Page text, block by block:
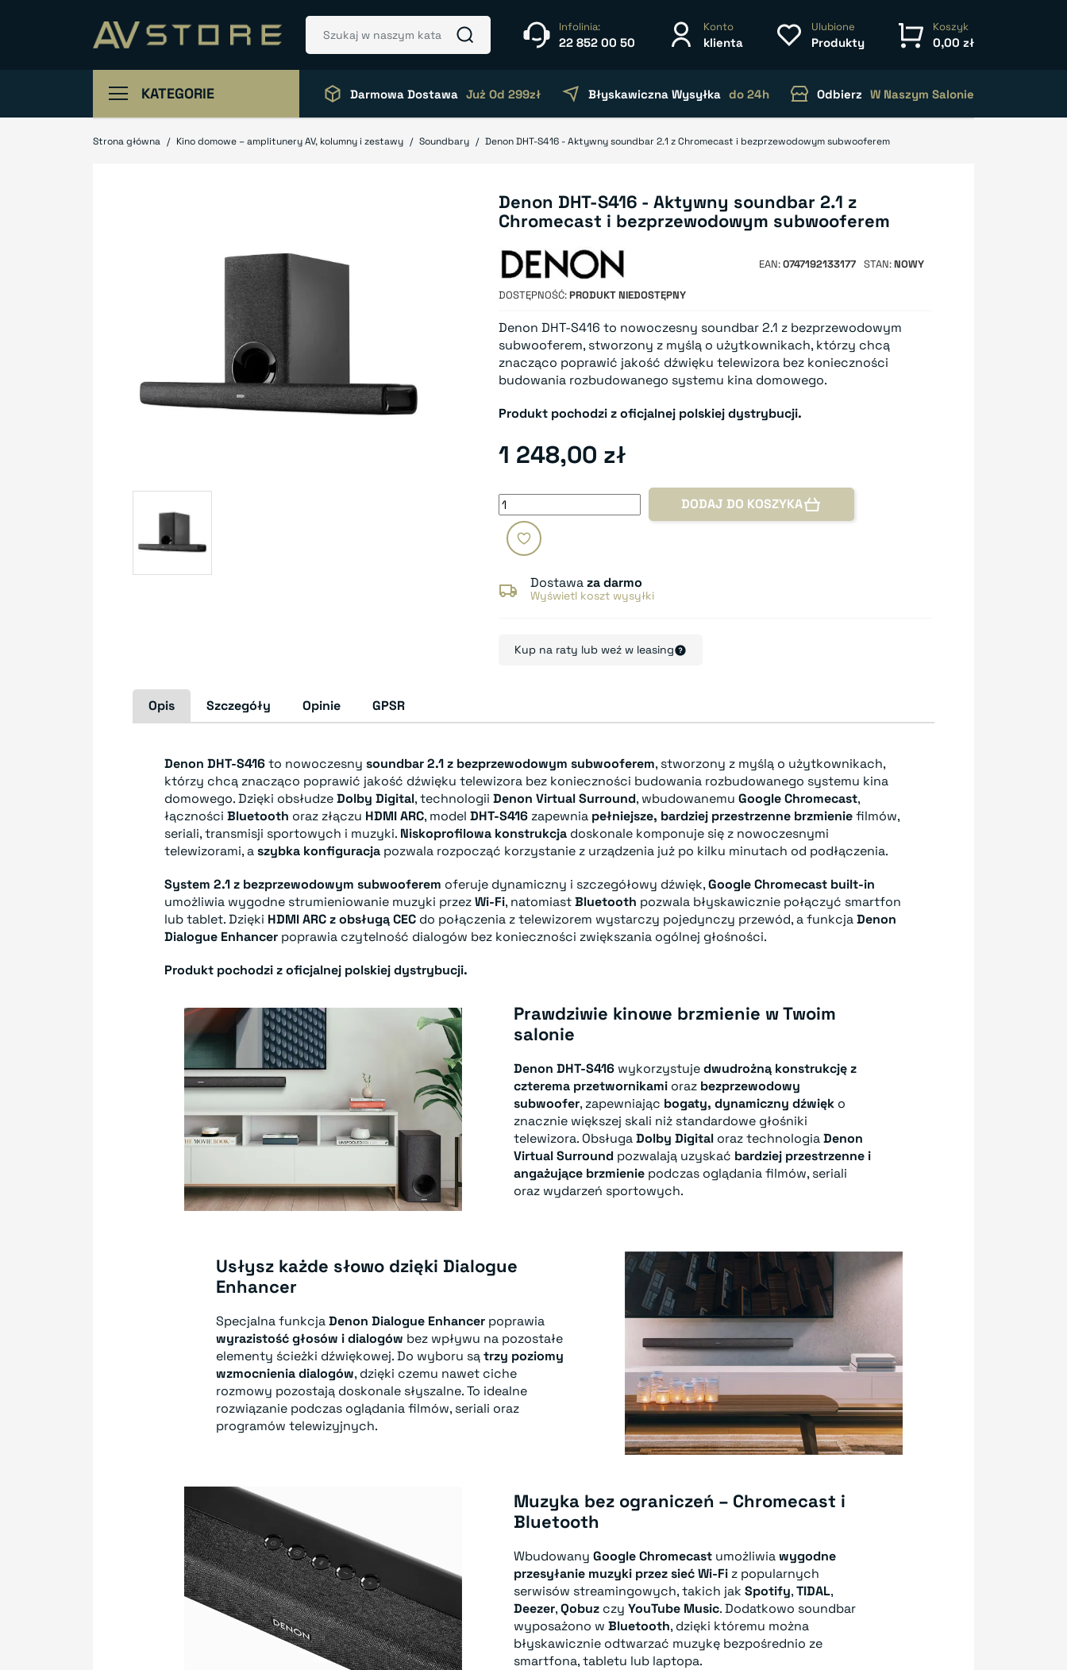
Infolinia:
22 852 00 50
Konto
klienta
Ulubione
Produkty
Koszyk
0,00 zł
KATEGORIE Darmowa Dostawa Już Od 299zł Błyskawiczna Wysyłka do 24h Odbierz W Naszym Salonie
Strona główna Kino domowe – amplitunery AV, kolumny i zestawy Soundbary Denon DHT-S416 - Aktywny soundbar 2.1 z Chromecast i bezprzewodowym subwooferem
Denon DHT-S416 - Aktywny soundbar 2.1 z
Chromecast i bezprzewodowym subwooferem
EAN 0747192133177 STAN NOWY
DOSTĘPNOŚĆ PRODUKT NIEDOSTĘPNY
Denon DHT-S416 to nowoczesny soundbar 2.1 z bezprzewodowym
subwooferem, stworzony z myślą o użytkownikach, którzy chcą
znacząco poprawić jakość dźwięku telewizora bez konieczności
budowania rozbudowanego systemu kina domowego.
Produkt pochodzi z oficjalnej polskiej dystrybucji.
1 248,00 zł
DODAJ DO KOSZYKA
Dostawaza darmo
Wyświetl koszt wysyłki
Kup na raty lub weź w leasing
Opis Szczegóły Opinie GPSR
Denon DHT-S416to nowoczesny soundbar 2.1 z bezprzewodowym subwooferem, stworzony z myślą o użytkownikach,
którzy chcą znacząco poprawić jakość dźwięku telewizora bez konieczności budowania rozbudowanego systemu kina
domowego. Dzięki obsłudzeDolby Digital, technologii Denon Virtual Surround, wbudowanemu Google Chromecast,
łączności Bluetooth oraz złączu HDMI ARC, model DHT-S416 zapewnia pełniejsze, bardziej przestrzenne brzmieniefilmów,
seriali, transmisji sportowych i muzyki. Niskoprofilowa konstrukcja doskonale komponuje się z nowoczesnymi
telewizorami, aszybka konfiguracja pozwala rozpocząć korzystanie z urządzenia już po kilku minutach od podłączenia.
System 2.1 z bezprzewodowym subwooferem oferuje dynamiczny i szczegółowy dźwięk,Google Chromecast built-in
umożliwia wygodne strumieniowanie muzyki przezWi-Fi, natomiastBluetooth pozwala błyskawicznie połączyć smartfon
lub tablet. Dzięki HDMI ARC z obsługą CEC do połączenia z telewizorem wystarczy pojedynczy przewód, a funkcjaDenon
Dialogue Enhancer poprawia czytelność dialogów bez konieczności zwiększania ogólnej głośności.
Produkt pochodzi z oficjalnej polskiej dystrybucji.
Prawdziwie kinowe brzmienie w Twoim
salonie
Denon DHT-S416 wykorzystujedwudrożną konstrukcję z
czterema przetwornikami oraz bezprzewodowy
subwoofer, zapewniając bogaty, dynamiczny dźwięk o
znacznie większej skali niż standardowe głośniki
telewizora. ObsługaDolby Digital oraz technologiaDenon
Virtual Surround pozwalają uzyskać bardziej przestrzenne i
angażujące brzmienie podczas oglądania filmów, seriali
oraz wydarzeń sportowych.
Usłysz każde słowo dzięki Dialogue
Enhancer
Specjalna funkcjaDenon Dialogue Enhancer poprawia
wyrazistość głosów i dialogów bez wpływu na pozostałe
elementy ścieżki dźwiękowej. Do wyboru sątrzy poziomy
wzmocnienia dialogów, dzięki czemu nawet ciche
rozmowy pozostają doskonale słyszalne. To idealne
rozwiązanie podczas oglądania filmów, seriali oraz
programów telewizyjnych.
Muzyka bez ograniczeń – Chromecast i
Bluetooth
Wbudowany Google Chromecast umożliwiawygodne
przesyłanie muzyki przez sieć Wi-Fi z popularnych
serwisów streamingowych, takich jak Spotify,TIDAL,
Deezer,Qobuz czy YouTube Music. Dodatkowo soundbar
wyposażono w Bluetooth, dzięki któremu można
błyskawicznie odtwarzać muzykę bezpośrednio ze
smartfona, tabletu lub laptopa.